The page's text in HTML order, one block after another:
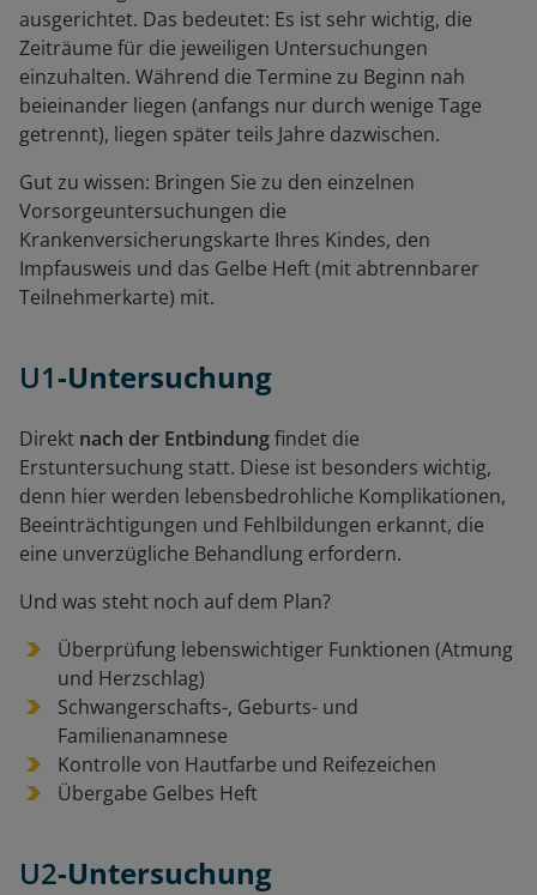
ausgerichtet. Das bedeutet: Es ist sehr wichtig, die
Zeiträume für die jeweiligen Untersuchungen
einzuhalten. Während die Termine zu Beginn nah
beieinander liegen (anfangs nur durch wenige Tage
getrennt), liegen später teils Jahre dazwischen.
Gut zu wissen: Bringen Sie zu den einzelnen
Vorsorgeuntersuchungen die
Krankenversicherungskarte Ihres Kindes, den
Impfausweis und das Gelbe Heft (mit abtrennbarer
Teilnehmerkarte) mit.
U1-Untersuchung
Direkt nach der Entbindungfindet die
Erstuntersuchung statt. Diese ist besonders wichtig,
denn hier werden lebensbedrohliche Komplikationen,
Beeinträchtigungen und Fehlbildungen erkannt, die
eine unverzügliche Behandlung erfordern.
Und was steht noch auf dem Plan?
Überprüfung lebenswichtiger Funktionen (Atmung
und Herzschlag)
Schwangerschafts-, Geburts- und
Familienanamnese
Kontrolle von Hautfarbe und Reifezeichen
Übergabe Gelbes Heft
U2-Untersuchung